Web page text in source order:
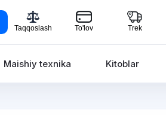
Taqqoslash To'lov Trek
Maishiy texnika Kitoblar